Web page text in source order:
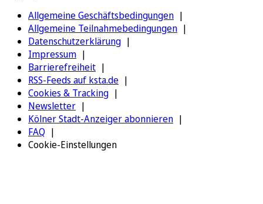
Allgemeine Geschäftsbedingungen
Allgemeine Teilnahmebedingungen
Datenschutzerklärung
Impressum
Barrierefreiheit
RSS-Feeds auf ksta.de
Cookies & Tracking
Newsletter
Kölner Stadt-Anzeiger abonnieren
FAQ
Cookie-Einstellungen